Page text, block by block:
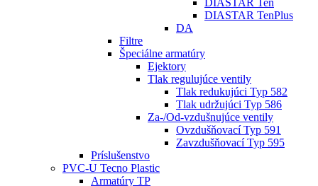
DIASTAR Ten
DIASTAR TenPlus
DA
Filtre
Špeciálne armatúry
Ejektory
Tlak regulujúce ventily
Tlak redukujúci Typ 582
Tlak udržujúci Typ 586
Za-/Od-vzdušnujúce ventily
Ovzdušňovací Typ 591
Zavzdušňovací Typ 595
Príslušenstvo
PVC-U Tecno Plastic
Armatúry TP